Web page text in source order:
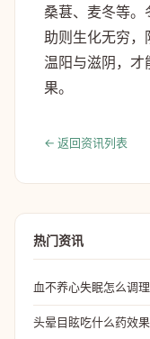
桑葚、麦冬等。
助则生化无穷
温阳与滋阴，
果。
← 返回资讯列表
热门资讯
血不养心失眠怎么调理
头晕目眩吃什么药效